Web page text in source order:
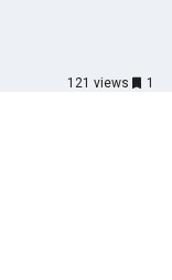
121 views 1